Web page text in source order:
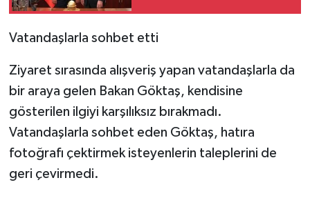
Vatandaşlarla sohbet etti
Ziyaret sırasında alışveriş yapan vatandaşlarla da
bir araya gelen Bakan Göktaş, kendisine
gösterilen ilgiyi karşılıksız bırakmadı.
Vatandaşlarla sohbet eden Göktaş, hatıra
fotoğrafı çektirmek isteyenlerin taleplerini de
geri çevirmedi.